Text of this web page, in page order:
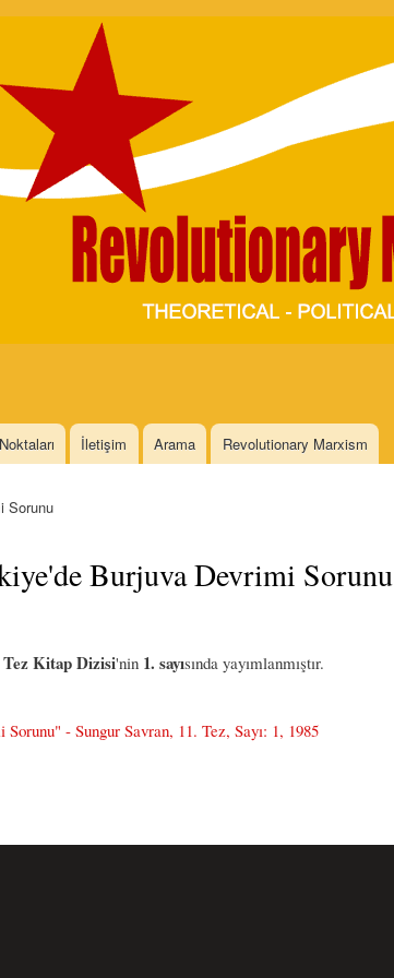
Skip to
İletişim Arama Revolutionary Marxism
Sorunu
Burjuva Devrimi Sorunu
Tez Kitap Dizisi'nin 1. sayısında yayımlanmıştır.
- Sungur Savran, 11. Tez, Sayı: 1, 1985